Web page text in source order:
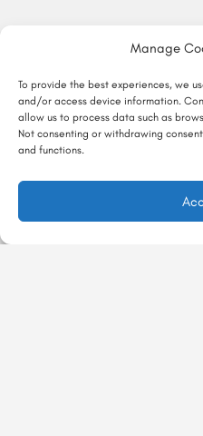
Manage
To provide the best experiences, we
and/or access device information.
allow us to process data such as
Not consenting or withdrawing
and functions.